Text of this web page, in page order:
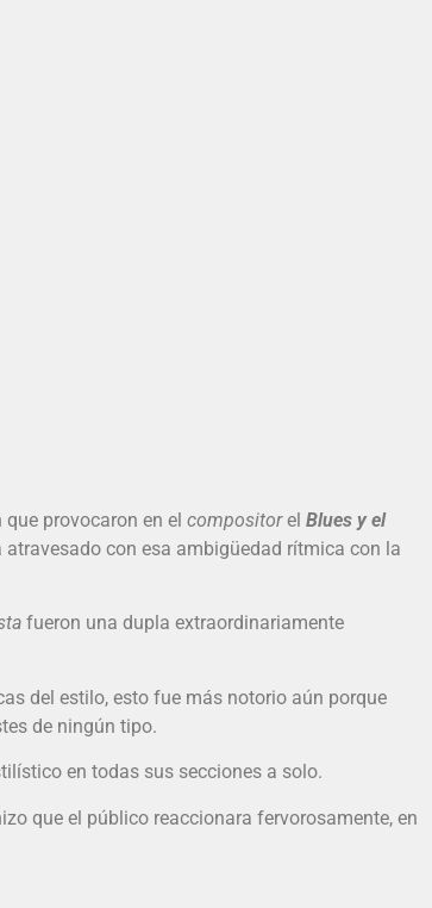
provocaron en el compositorel Blues y el
con esa ambigüedad rítmica con la
fueron una dupla extraordinariamente
del estilo, esto fue más notorio aún porque
de ningún tipo.
en todas sus secciones a solo.
que el público reaccionara fervorosamente, en